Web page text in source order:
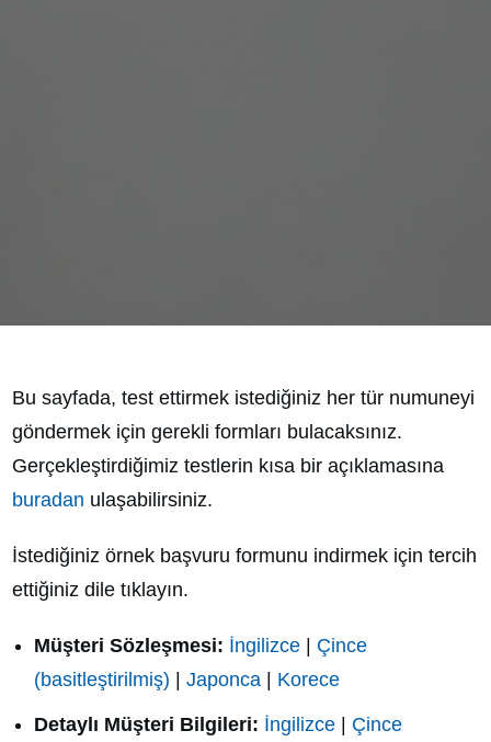
Bu sayfada, test ettirmek istediğiniz her tür numuneyi
göndermek için gerekli formları bulacaksınız.
Gerçekleştirdiğimiz testlerin kısa bir açıklamasına
buradan ulaşabilirsiniz.
İstediğiniz örnek başvuru formunu indirmek için tercih
ettiğiniz dile tıklayın.
Müşteri Sözleşmesi: İngilizce | Çince
(basitleştirilmiş) | Japonca | Korece
Detaylı Müşteri Bilgileri: İngilizce | Çince